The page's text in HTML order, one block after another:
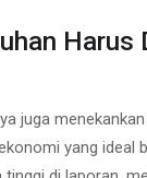
Harus
juga
yang ideal